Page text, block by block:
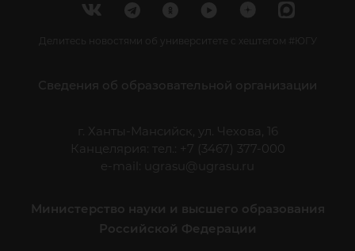
Делитесь новостями об университете с хештегом #ЮГУ
Сведения об образовательной организации
г. Ханты-Мансийск, ул. Чехова, 16
Канцелярия: тел.: +7 (3467) 377-000
e-mail:
ugrasu@ugrasu.ru
Министерство науки и высшего образования
Российской Федерации